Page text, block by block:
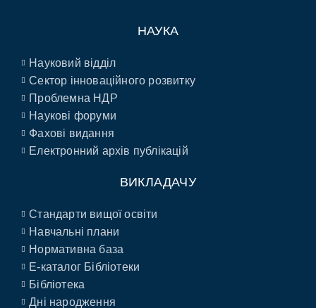
НАУКА
Науковий відділ
Сектор інноваційного розвитку
Проблемна НДР
Наукові форуми
Фахові видання
Електронний архів публікацій
ВИКЛАДАЧУ
Стандарти вищої освіти
Навчальні плани
Нормативна база
E-каталог Бібліотеки
Бібліотека
Дні народження